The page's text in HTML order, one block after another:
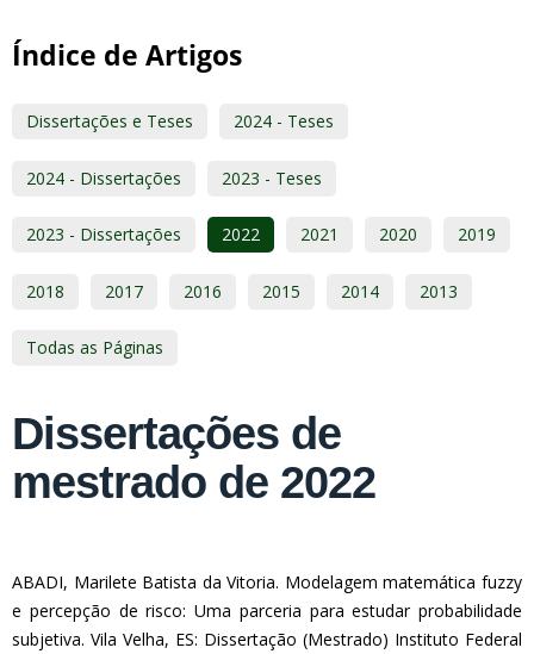
Índice de Artigos
Dissertações e Teses 2024 - Teses
2024 - Dissertações 2023 - Teses
2023 - Dissertações 2022 2021 2020 2019
2018 2017 2016 2015 2014 2013
Todas as Páginas
Dissertações de
mestrado de 2022
ABADI, Marilete Batista da Vitoria. Modelagem matemática fuzzy
e percepção de risco: Uma parceria para estudar probabilidade
subjetiva. Vila Velha, ES: Dissertação (Mestrado) Instituto Federal